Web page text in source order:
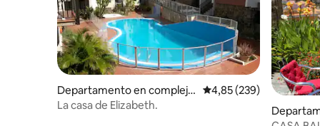
de
Departamento en complejo
residencial en Alajeró
Calificación promedio:
4,85 (239)
La casa de Elizabeth.